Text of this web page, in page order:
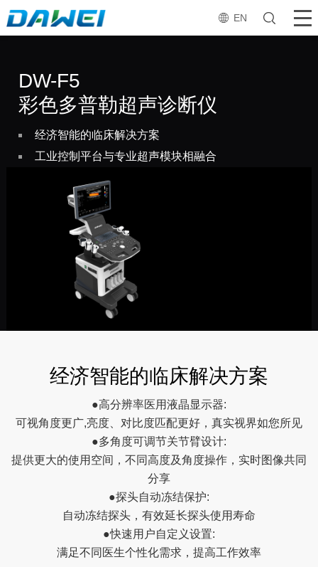
EN
DW-F5
彩色多普勒超声诊断仪
经济智能的临床解决方案
工业控制平台与专业超声模块相融合
经济智能的临床解决方案
●高分辨率医用液晶显示器:
可视角度更广,亮度、对比度匹配更好，真实视界如您所见
●多角度可调节关节臂设计:
提供更大的使用空间，不同高度及角度操作，实时图像共同
分享
●探头自动冻结保护:
自动冻结探头，有效延长探头使用寿命
●快速用户自定义设置:
满足不同医生个性化需求，提高工作效率